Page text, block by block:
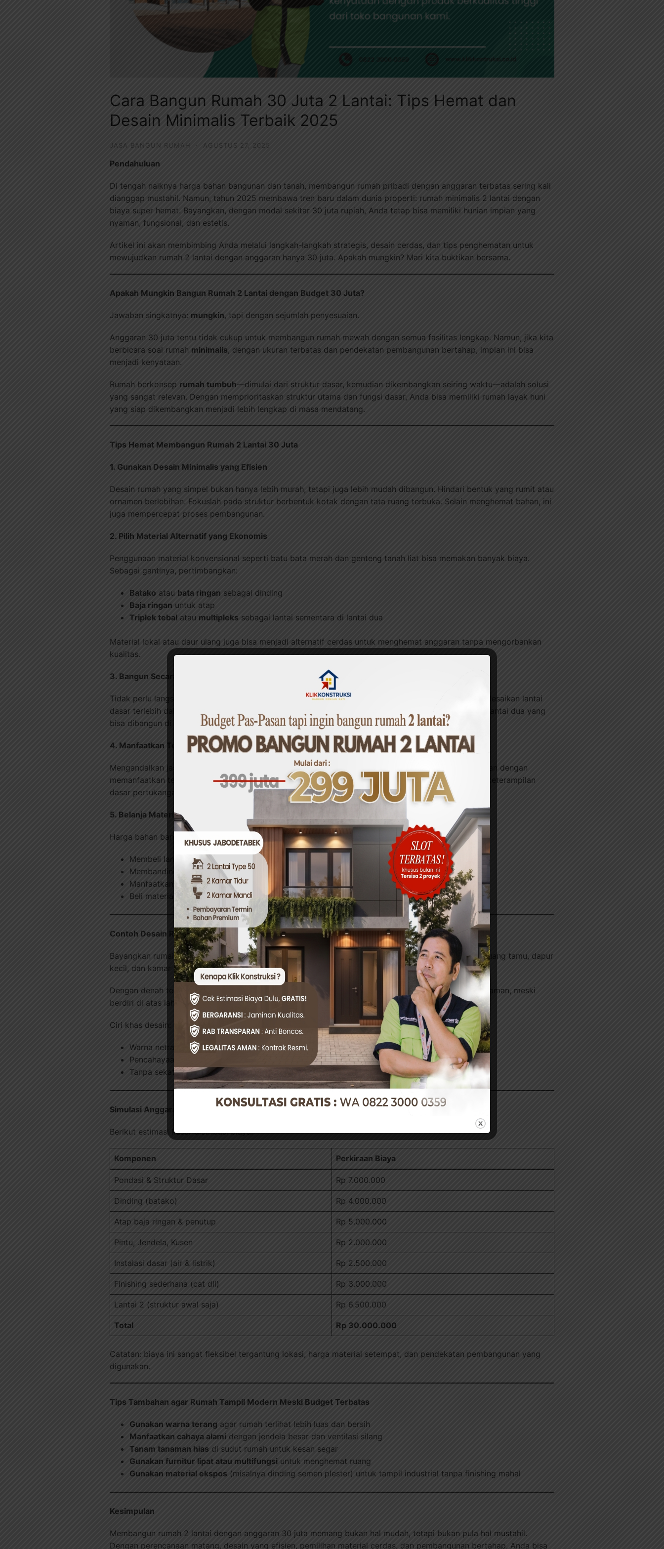
Cara Bangun Rumah 30 Juta 2 Lantai: Tips Hemat dan
Desain Minimalis Terbaik 2025
JASA BANGUN RUMAH AGUSTUS 27, 2025
Pendahuluan
Di tengah naiknya harga bahan bangunan dan tanah, membangun rumah pribadi dengan anggaran terbatas sering kali
dianggap mustahil. Namun, tahun 2025 membawa tren baru dalam dunia properti: rumah minimalis 2 lantai dengan
biaya super hemat. Bayangkan, dengan modal sekitar 30 juta rupiah, Anda tetap bisa memiliki hunian impian yang
nyaman, fungsional, dan estetis.
Artikel ini akan membimbing Anda melalui langkah-langkah strategis, desain cerdas, dan tips penghematan untuk
mewujudkan rumah 2 lantai dengan anggaran hanya 30 juta. Apakah mungkin? Mari kita buktikan bersama.
Apakah Mungkin Bangun Rumah 2 Lantai dengan Budget 30 Juta?
Jawaban singkatnya: mungkin, tapi dengan sejumlah penyesuaian.
Anggaran 30 juta tentu tidak cukup untuk membangun rumah mewah dengan semua fasilitas lengkap. Namun, jika kita
berbicara soal rumah minimalis, dengan ukuran terbatas dan pendekatan pembangunan bertahap, impian ini bisa
menjadi kenyataan.
Rumah berkonsep rumah tumbuh—dimulai dari struktur dasar, kemudian dikembangkan seiring waktu—adalah solusi
yang sangat relevan. Dengan memprioritaskan struktur utama dan fungsi dasar, Anda bisa memiliki rumah layak huni
yang siap dikembangkan menjadi lebih lengkap di masa mendatang.
Tips Hemat Membangun Rumah 2 Lantai 30 Juta
1. Gunakan Desain Minimalis yang Efisien
Desain rumah yang simpel bukan hanya lebih murah, tetapi juga lebih mudah dibangun. Hindari bentuk yang rumit atau
ornamen berlebihan. Fokuslah pada struktur berbentuk kotak dengan tata ruang terbuka. Selain menghemat bahan, ini
juga mempercepat proses pembangunan.
2. Pilih Material Alternatif yang Ekonomis
Penggunaan material konvensional seperti batu bata merah dan genteng tanah liat bisa memakan banyak biaya.
Sebagai gantinya, pertimbangkan:
Batako atau bata ringan sebagai dinding
Baja ringan untuk atap
Triplek tebal atau multipleks sebagai lantai sementara di lantai dua
Material lokal atau daur ulang juga bisa menjadi alternatif cerdas untuk menghemat anggaran tanpa mengorbankan
kualitas.
3. Bangun Secara Bertahap (Konsep Rumah Tumbuh)
Tidak perlu langsung menyelesaikan semua bagian rumah sekaligus. Fokuskan anggaran untuk menyelesaikan lantai
dasar terlebih dahulu—ruang tamu, kamar mandi, dan dapur. Pastikan struktur sudah siap menopang lantai dua yang
bisa dibangun di kemudian hari saat dana tambahan tersedia.
4. Manfaatkan Tenaga Kerja Lokal dan Gotong Royong
Mengandalkan jasa tukang profesional bisa sangat menguras biaya. Anda bisa mengurangi pengeluaran dengan
memanfaatkan tenaga kerja lokal atau gotong royong bersama keluarga. Bahkan, jika Anda memiliki keterampilan
dasar pertukangan, ini adalah saat yang tepat untuk terlibat langsung.
5. Belanja Material Secara Cerdas
Harga bahan bangunan bisa berbeda-beda tergantung tempat dan waktu. Usahakan:
Membeli langsung dari distributor atau toko grosir
Membandingkan harga di beberapa toko
Manfaatkan promo dan diskon
Beli material dalam jumlah besar bersama tetangga untuk mendapat harga lebih murah
Contoh Desain Rumah Minimalis 2 Lantai di Bawah 30 Juta
Bayangkan rumah mungil dengan ukuran 3×6 meter, dua lantai. Lantai pertama difungsikan sebagai ruang tamu, dapur
kecil, dan kamar mandi. Lantai dua memiliki satu kamar tidur dan balkon kecil sebagai area santai.
Dengan denah terbuka dan penggunaan furnitur multifungsi, rumah seperti ini bisa terasa lega dan nyaman, meski
berdiri di atas lahan terbatas.
Ciri khas desain:
Warna netral dominan (putih, abu-abu, krem)
Pencahayaan alami maksimal lewat jendela besar
Tanpa sekat permanen agar ruangan terasa luas
Simulasi Anggaran Bangun Rumah 30 Juta
Berikut estimasi kasar distribusi biaya:
Komponen Perkiraan Biaya
Pondasi & Struktur Dasar Rp 7.000.000
Dinding (batako) Rp 4.000.000
Atap baja ringan & penutup Rp 5.000.000
Pintu, Jendela, Kusen Rp 2.000.000
Instalasi dasar (air & listrik) Rp 2.500.000
Finishing sederhana (cat dll) Rp 3.000.000
Lantai 2 (struktur awal saja) Rp 6.500.000
Total Rp 30.000.000
Catatan: biaya ini sangat fleksibel tergantung lokasi, harga material setempat, dan pendekatan pembangunan yang
digunakan.
Tips Tambahan agar Rumah Tampil Modern Meski Budget Terbatas
Gunakan warna terang agar rumah terlihat lebih luas dan bersih
Manfaatkan cahaya alami dengan jendela besar dan ventilasi silang
Tanam tanaman hias di sudut rumah untuk kesan segar
Gunakan furnitur lipat atau multifungsi untuk menghemat ruang
Gunakan material ekspos (misalnya dinding semen plester) untuk tampil industrial tanpa finishing mahal
Kesimpulan
Membangun rumah 2 lantai dengan anggaran 30 juta memang bukan hal mudah, tetapi bukan pula hal mustahil.
Dengan perencanaan matang, desain yang efisien, pemilihan material cerdas, dan pembangunan bertahap, Anda bisa